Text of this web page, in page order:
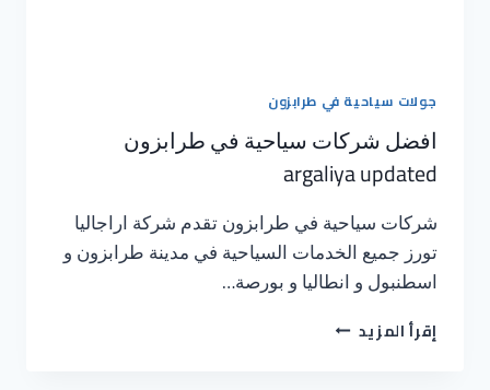
جولات سياحية في طرابزون
افضل شركات سياحية في طرابزون
argaliya updated
شركات سياحية في طرابزون تقدم شركة اراجاليا
تورز جميع الخدمات السياحية في مدينة طرابزون و
اسطنبول و انطاليا و بورصة…
إقرأ المزيد